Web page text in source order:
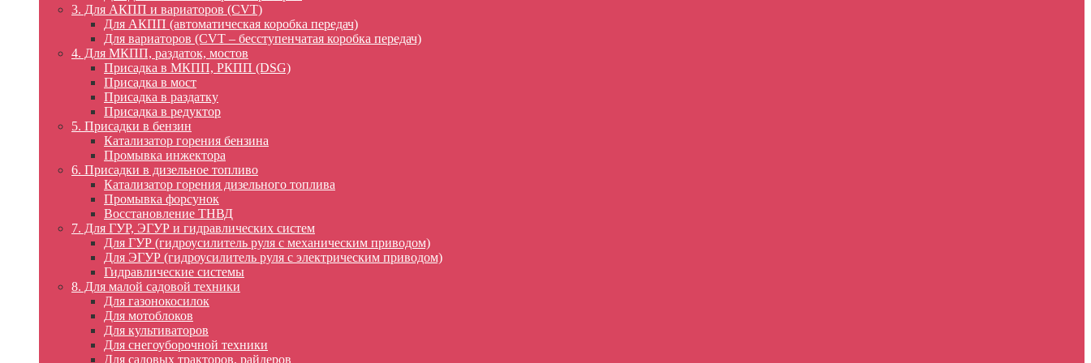
3. Для АКПП и вариаторов (CVT)
Для АКПП (автоматическая коробка передач)
Для вариаторов (CVT – бесступенчатая коробка передач)
4. Для МКПП, раздаток, мостов
Присадка в МКПП, РКПП (DSG)
Присадка в мост
Присадка в раздатку
Присадка в редуктор
5. Присадки в бензин
Катализатор горения бензина
Промывка инжектора
6. Присадки в дизельное топливо
Катализатор горения дизельного топлива
Промывка форсунок
Восстановление ТНВД
7. Для ГУР, ЭГУР и гидравлических систем
Для ГУР (гидроусилитель руля с механическим приводом)
Для ЭГУР (гидроусилитель руля с электрическим приводом)
Гидравлические системы
8. Для малой садовой техники
Для газонокосилок
Для мотоблоков
Для культиваторов
Для снегоуборочной техники
Для садовых тракторов, райдеров